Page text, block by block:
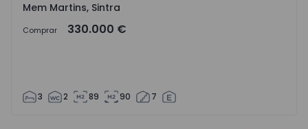
Mem Martins, Sintra
Comprar 330.000 €
3 2 89 90 7